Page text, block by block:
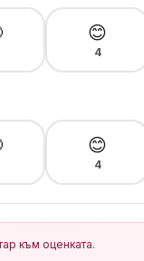
😊
4
😊
4
към оценката.